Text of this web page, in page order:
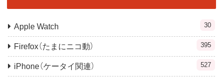
Apple Watch 30
Firefox（たまにニコ動） 395
iPhone（ケータイ関連） 527